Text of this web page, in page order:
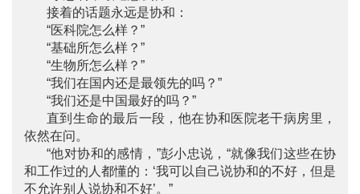
接着的话题永远是协和：
“医科院怎么样？”
“基础所怎么样？”
“生物所怎么样？”
“我们在国内还是最领先的吗？”
“我们还是中国最好的吗？”
直到生命的最后一段，他在协和医院老干病房里，
依然在问。
“他对协和的感情，”彭小忠说，“就像我们这些在协
和工作过的人都懂的：‘我可以自己说协和的不好，但是
不允许别人说协和不好’。”